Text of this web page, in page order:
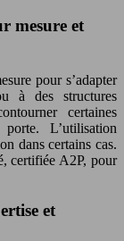
mesure et
pour s’adapter
à des structures
certaines
L’utilisation
dans certains cas.
certifiée A2P, pour
et